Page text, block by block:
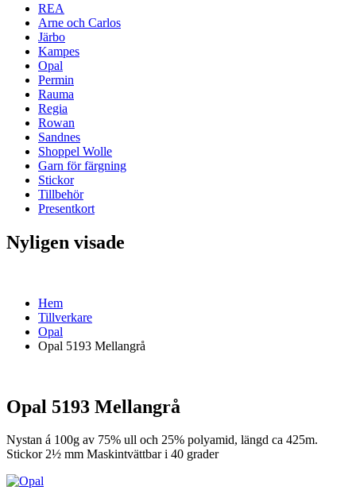
REA
Arne och Carlos
Järbo
Kampes
Opal
Permin
Rauma
Regia
Rowan
Sandnes
Shoppel Wolle
Garn för färgning
Stickor
Tillbehör
Presentkort
Nyligen visade
Hem
Tillverkare
Opal
Opal 5193 Mellangrå
Opal 5193 Mellangrå
Nystan á 100g av 75% ull och 25% polyamid, längd ca 425m.
Stickor 2½ mm Maskintvättbar i 40 grader